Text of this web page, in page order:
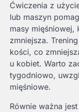
Ćwiczenia z
lub maszyn
masy mięśniowej,
zmniejsza.
kości, co
u kobiet. Warto
tygodniowo,
mięśniowe.
Równie ważna